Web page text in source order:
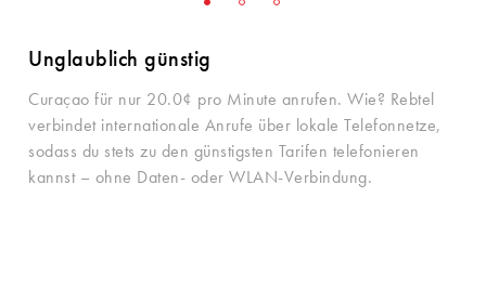
Unglaublich günstig
Curaçao für nur 20.0¢ pro Minute anrufen. Wie? Rebtel
verbindet internationale Anrufe über lokale Telefonnetze,
sodass du stets zu den günstigsten Tarifen telefonieren
kannst – ohne Daten- oder WLAN-Verbindung.